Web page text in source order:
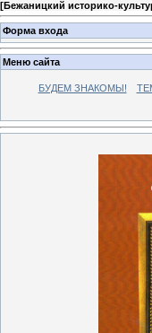
[Бежаницкий историко-
Форма входа
Меню сайта
БУДЕМ ЗНАКОМЫ!